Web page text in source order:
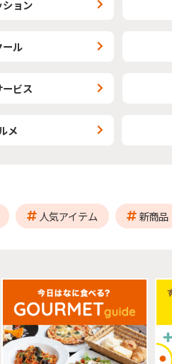
ション
ール
ビス
メ
人気アイテム 新商品